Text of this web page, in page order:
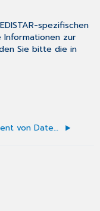
spezifischen
zur
Sie bitte die in
Dokument von Datenträger einlesen